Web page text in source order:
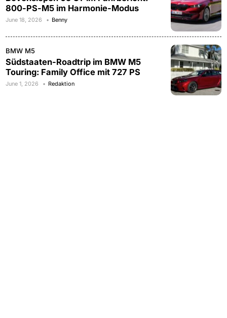
800-PS-M5 im Harmonie-Modus
June 18, 2026 Benny
BMW M5
Südstaaten-Roadtrip im BMW M5
Touring: Family Office mit 727 PS
June 1, 2026 Redaktion